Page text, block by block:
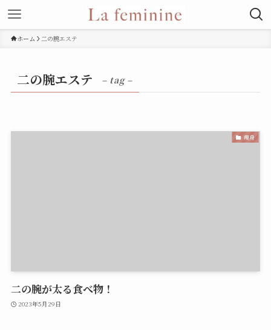
ホーム 二の腕エステ
二の腕エステ – tag –
痩身
二の腕が太る食べ物！
2023年5月29日